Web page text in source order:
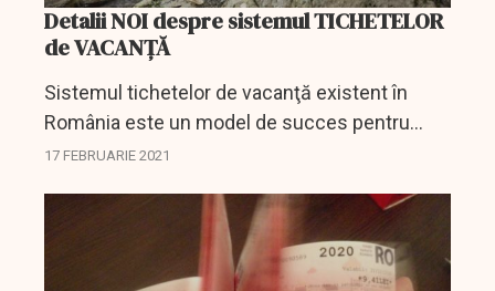
Detalii NOI despre sistemul TICHETELOR
de VACANȚĂ
Sistemul tichetelor de vacanţă existent în
România este un model de succes pentru
restul Europei şi poate reprezenta un impuls
17 FEBRUARIE 2021